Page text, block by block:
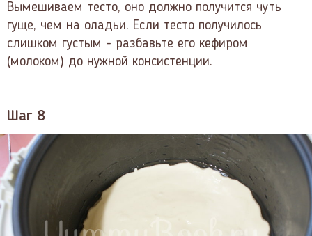
Вымешиваем тесто, оно должно получится чуть
гуще, чем на оладьи. Если тесто получилось
слишком густым - разбавьте его кефиром
(молоком) до нужной консистенции.
Шаг 8